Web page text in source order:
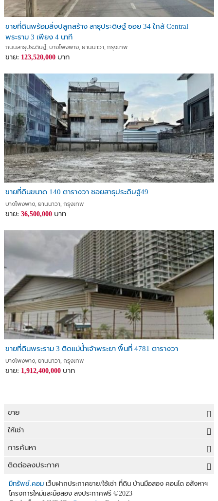
ขายที่ดินพร้อมสิ่งปลูกสร้าง สาธุประดิษฐ์ ซอย 34 ใกล้ Central
พระราม 3 เพียง 4 นาที
ถนนสาธุประดิษฐ์, บางโพงพาง, ยานนาวา, กรุงเทพ
ขาย: 123,520,000 บาท
ขายที่ดินขนาด 140 ตารางวา ซอยสาธุประดิษฐ์49
บางโพงพาง, ยานนาวา, กรุงเทพ
ขาย: 36,500,000 บาท
ขายที่ดินพระราม 3 ติดแม่น้ำเจ้าพระยา พื้นที่ 4781 ตารางวา
บางโพงพาง, ยานนาวา, กรุงเทพ
ขาย: 1,912,400,000 บาท
ขาย
ขายที่ดิน
ขายบ้าน
ขายคอนโด
ขายอาคารพาณิชย์
ให้เช่า
ให้เช่าที่ดิน
ให้เช่าบ้าน
ให้เช่าคอนโด
ให้เช่าทาวน์เฮาส์
การค้นหา
ขายที่ดิน
ประกาศขายที่ดิน
ที่ดินราคาถูก
ติดต่อลงประกาศ
ลงประกาศขายฟรี
ลงประกาศให้เช่าฟรี
มีทรัพย์.คอม เว็บฝากประกาศขาย/ใช้เช่า ที่ดิน บ้านมือสอง คอนโด อสังหาฯ
โครงการใหม่และมือสอง ลงประกาศฟรี ©2023